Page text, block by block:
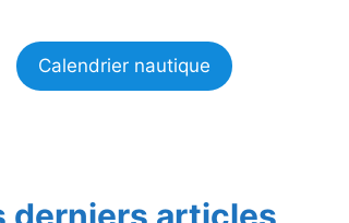
Calendrier nautique
derniers articles